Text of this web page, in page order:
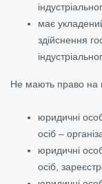
має
здійснення
Не мають право на
юридичні
осіб –
юридичні
осіб,